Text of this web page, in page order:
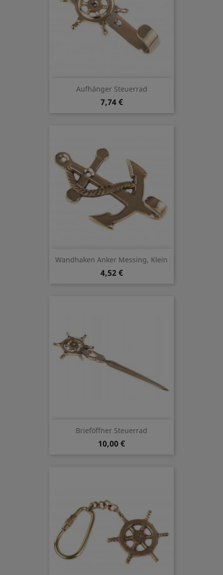
Aufhänger Steuerrad
7,74 €
Wandhaken Anker Messing, Klein
4,52 €
Brieföffner Steuerrad
10,00 €